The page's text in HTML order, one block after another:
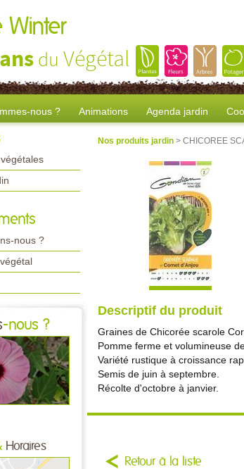
Winter
du Végétal
nous ? Animations Agenda jardin
nous ?
-nous ?
Horaires
Nos produits jardin > CHICOREE
Descriptif du produit
Graines de Chicorée scarole
Pomme ferme et volumineuse
Variété rustique à croissance
Semis de juin à septembre.
Récolte d'octobre à janvier.
Retour à la liste